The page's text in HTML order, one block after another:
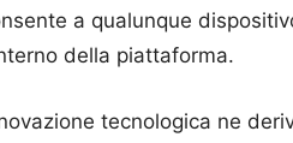
a qualunque
della piattaforma.
tecnologica ne